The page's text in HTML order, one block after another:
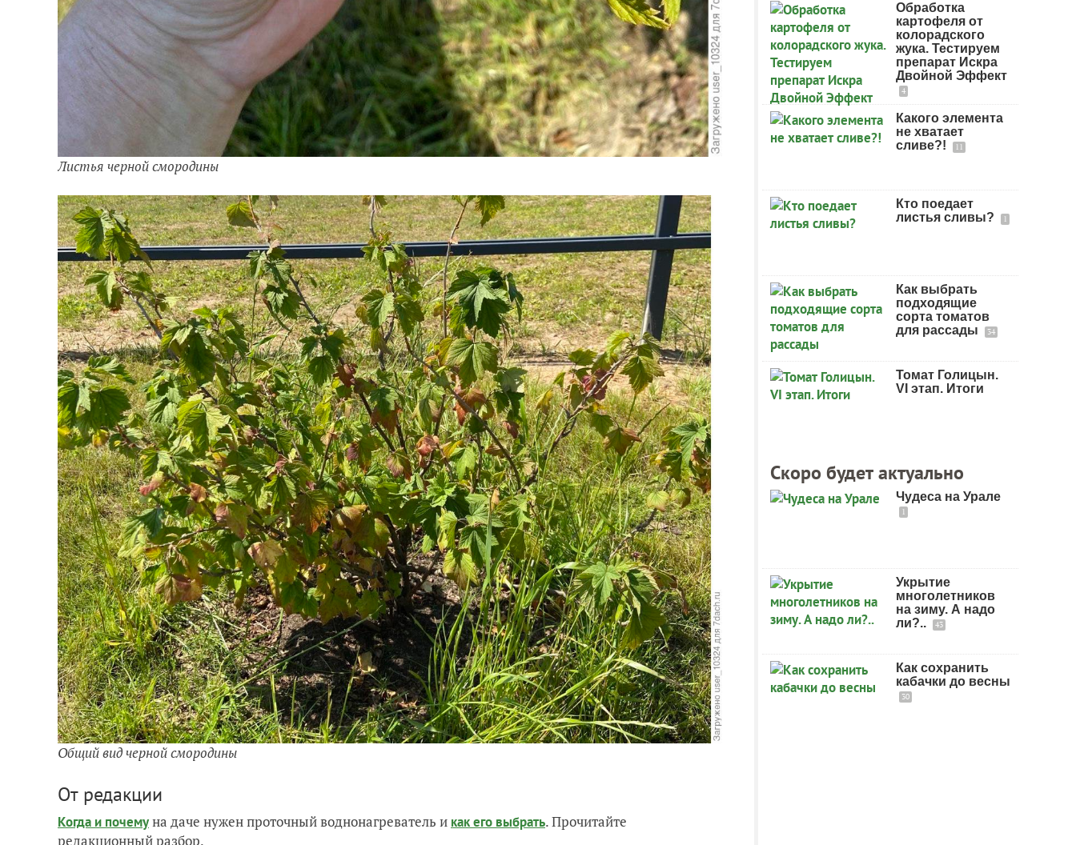
Листья черной смородины
Общий вид черной смородины
От редакции
Когда и почемуна даче нужен проточный воднонагреватель и как его выбрать. Прочитайте
редакционный разбор.
Обработка
картофеля от
колорадского
жука. Тестируем
препарат Искра
Двойной Эффект
4
Какого элемента
не хватает
сливе?!
11
Кто поедает
листья сливы?
1
Как выбрать
подходящие
сорта томатов
для рассады
34
Томат Голицын.
VI этап. Итоги
Скоро будет актуально
Чудеса на Урале
1
Укрытие
многолетников
на зиму. А надо
ли?..
43
Как сохранить
кабачки до весны
30